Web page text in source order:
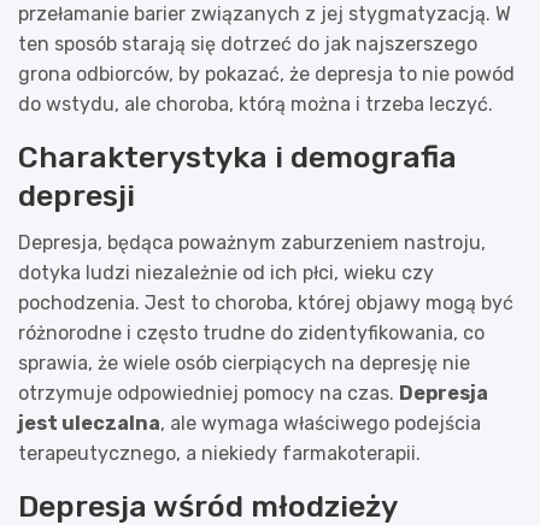
przełamanie barier związanych z jej stygmatyzacją. W
ten sposób starają się dotrzeć do jak najszerszego
grona odbiorców, by pokazać, że depresja to nie powód
do wstydu, ale choroba, którą można i trzeba leczyć.
Charakterystyka i demografia
depresji
Depresja, będąca poważnym zaburzeniem nastroju,
dotyka ludzi niezależnie od ich płci, wieku czy
pochodzenia. Jest to choroba, której objawy mogą być
różnorodne i często trudne do zidentyfikowania, co
sprawia, że wiele osób cierpiących na depresję nie
otrzymuje odpowiedniej pomocy na czas. Depresja
jest uleczalna, ale wymaga właściwego podejścia
terapeutycznego, a niekiedy farmakoterapii.
Depresja wśród młodzieży